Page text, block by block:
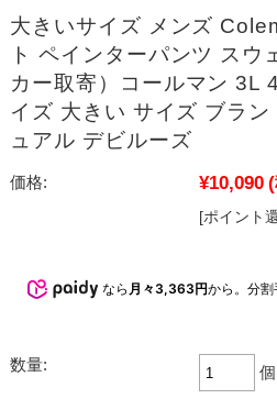
大きいサイズ メンズ
ト ペインターパンツ スウ
カー取寄）コールマン 3L
イズ 大きい サイズ ブラ
ュアル デビルーズ
価格: ¥10,090
[ポイント
なら 月々3,363円から。分
数量: 個